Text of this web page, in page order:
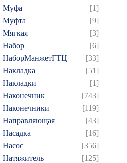
Муфа
[1]
Муфта
[9]
Мягкая
[3]
Набор
[6]
НаборМанжетГТЦ
[33]
Накладка
[51]
Накладки
[1]
Наконечник
[743]
Наконечники
[119]
Направляющая
[43]
Насадка
[16]
Насос
[356]
Натяжитель
[125]